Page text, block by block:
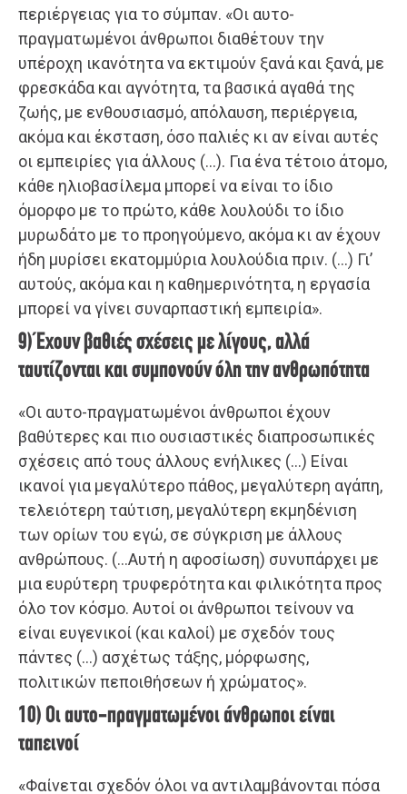
περιέργειας για το σύμπαν. «Οι αυτο-
πραγματωμένοι άνθρωποι διαθέτουν την
υπέροχη ικανότητα να εκτιμούν ξανά και ξανά, με
φρεσκάδα και αγνότητα, τα βασικά αγαθά της
ζωής, με ενθουσιασμό, απόλαυση, περιέργεια,
ακόμα και έκσταση, όσο παλιές κι αν είναι αυτές
οι εμπειρίες για άλλους (…). Για ένα τέτοιο άτομο,
κάθε ηλιοβασίλεμα μπορεί να είναι το ίδιο
όμορφο με το πρώτο, κάθε λουλούδι το ίδιο
μυρωδάτο με το προηγούμενο, ακόμα κι αν έχουν
ήδη μυρίσει εκατομμύρια λουλούδια πριν. (…) Γι’
αυτούς, ακόμα και η καθημερινότητα, η εργασία
μπορεί να γίνει συναρπαστική εμπειρία».
9) Έχουν βαθιές σχέσεις με λίγους, αλλά
ταυτίζονται και συμπονούν όλη την ανθρωπότητα
«Οι αυτο-πραγματωμένοι άνθρωποι έχουν
βαθύτερες και πιο ουσιαστικές διαπροσωπικές
σχέσεις από τους άλλους ενήλικες (…) Είναι
ικανοί για μεγαλύτερο πάθος, μεγαλύτερη αγάπη,
τελειότερη ταύτιση, μεγαλύτερη εκμηδένιση
των ορίων του εγώ, σε σύγκριση με άλλους
ανθρώπους. (…Αυτή η αφοσίωση) συνυπάρχει με
μια ευρύτερη τρυφερότητα και φιλικότητα προς
όλο τον κόσμο. Αυτοί οι άνθρωποι τείνουν να
είναι ευγενικοί (και καλοί) με σχεδόν τους
πάντες (…) ασχέτως τάξης, μόρφωσης,
πολιτικών πεποιθήσεων ή χρώματος».
10) Οι αυτο-πραγματωμένοι άνθρωποι είναι
ταπεινοί
«Φαίνεται σχεδόν όλοι να αντιλαμβάνονται πόσα